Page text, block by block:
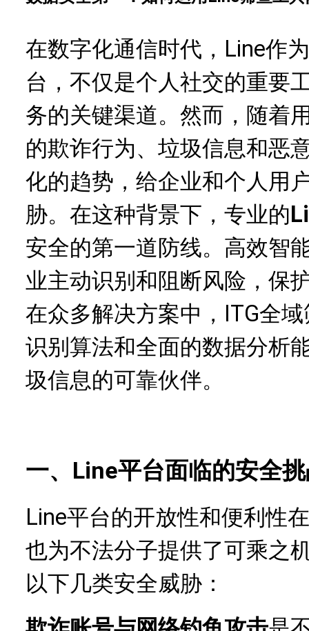
在数字化通信时代，Line作
台，不仅是个人社交的重要
务的关键渠道。然而，随着
的欺诈行为、垃圾信息和恶
化的趋势，给企业和个人用
胁。在这种背景下，专业的
安全的第一道防线。高效智
业主动识别和阻断风险，保
在众多解决方案中，ITG全
识别算法和全面的数据分析
圾信息的可靠伙伴。
一、Line平台面临的安全
Line平台的开放性和便利性
也为不法分子提供了可乘之
以下几类安全威胁：